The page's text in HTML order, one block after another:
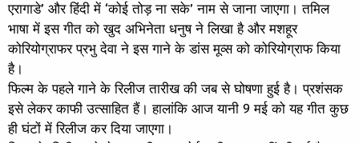
एरागाडे’ और हिंदी में ‘कोई तोड़ ना सके’ नाम से जाना जाएगा। तमिल
भाषा में इस गीत को खुद अभिनेता धनुष ने लिखा है और मशहूर
कोरियोग्राफर प्रभु देवा ने इस गाने के डांस मूव्स को कोरियोग्राफ किया
है।
फिल्म के पहले गाने के रिलीज तारीख की जब से घोषणा हुई है। प्रशंसक
इसे लेकर काफी उत्साहित हैं। हालांकि आज यानी 9 मई को यह गीत कुछ
ही घंटों में रिलीज कर दिया जाएगा।